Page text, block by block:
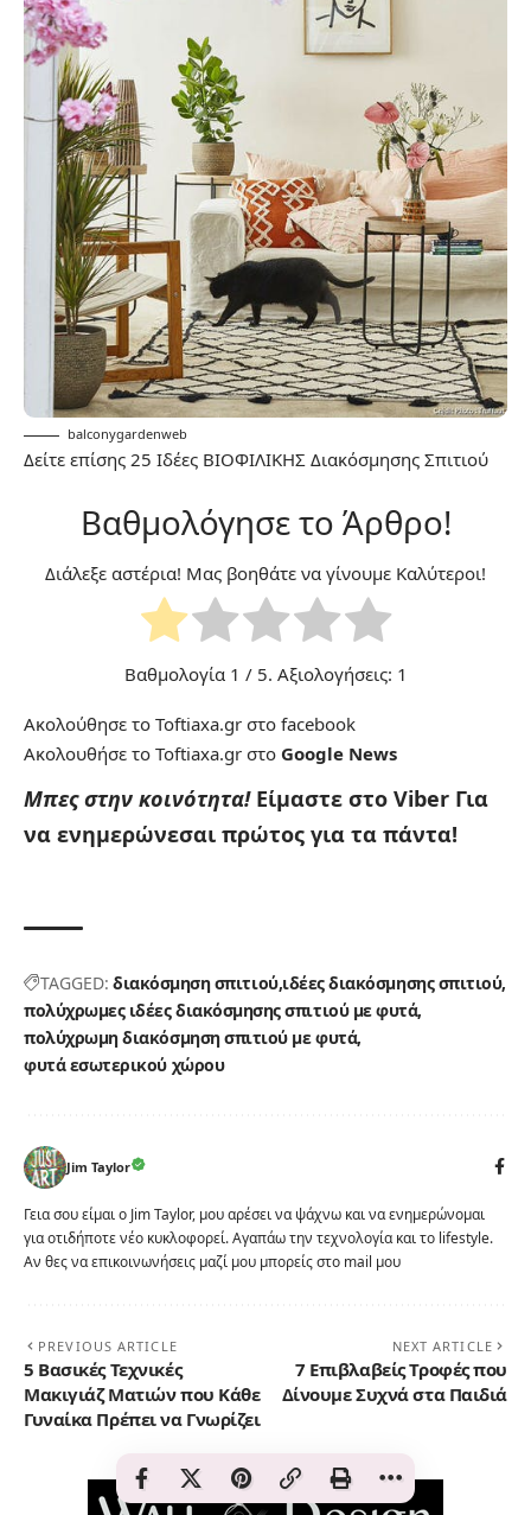
balconygardenweb
Δείτε επίσης 25 Ιδέες ΒΙΟΦΙΛΙΚΗΣ Διακόσμησης Σπιτιού
Βαθμολόγησε το Άρθρο!
Διάλεξε αστέρια! Μας βοηθάτε να γίνουμε Καλύτεροι!
Βαθμολογία 1 / 5. Αξιολογήσεις: 1
Ακολούθησε το Toftiaxa.gr στο facebook
Ακολουθήσε το Toftiaxa.gr στο Google News
Μπες στην κοινότητα! Είμαστε στο Viber Για
να ενημερώνεσαι πρώτος για τα πάντα!
TAGGED: διακόσμηση σπιτιού ιδέες διακόσμησης σπιτιού
πολύχρωμες ιδέες διακόσμησης σπιτιού με φυτά
πολύχρωμη διακόσμηση σπιτιού με φυτά
φυτά εσωτερικού χώρου
Jim Taylor
Γεια σου είμαι ο Jim Taylor, μου αρέσει να ψάχνω και να ενημερώνομαι
για οτιδήποτε νέο κυκλοφορεί. Αγαπάω την τεχνολογία και το lifestyle.
Αν θες να επικοινωνήσεις μαζί μου μπορείς στο mail μου
PREVIOUS ARTICLE
5 Βασικές Τεχνικές
Μακιγιάζ Ματιών που Κάθε
Γυναίκα Πρέπει να Γνωρίζει
NEXT ARTICLE
7 Επιβλαβείς Τροφές που
Δίνουμε Συχνά στα Παιδιά